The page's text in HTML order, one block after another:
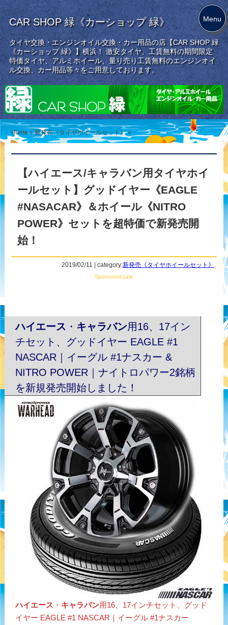
CAR SHOP 緑《カーショップ 緑》
タイヤ交換・エンジンオイル交換・カー用品の店【CAR SHOP 緑
《カーショップ 緑》】横浜！ 激安タイヤ、工賃無料の期間限定
特価タイヤ、アルミホイール、量り売り工賃無料のエンジンオイ
ル交換、カー用品等々をご用意しております。
Home »新発売《タイヤホイールセット》 »
【ハイエース/キャラバン用タイヤホイ
ールセット】グッドイヤー《EAGLE
#NASACAR》＆ホイール《NITRO
POWER》セットを超特価で新発売開
始！
2019/02/11 | category:新発売《タイヤホイールセット》
Sponsored Link
ハイエース ・ キャラバン用16、17イン
チセット、グッドイヤー EAGLE #1
NASCAR｜イーグル #1ナスカー &
NITRO POWER｜ナイトロパワー2銘柄
を新規発売開始しました！
ハイエース ・ キャラバン用16、17インチセット、グッド
イヤー EAGLE #1 NASCAR｜イーグル #1ナスカー
Menu